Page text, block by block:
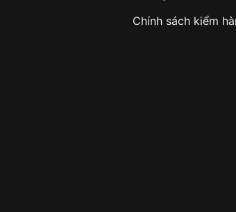
Chính sách kiểm